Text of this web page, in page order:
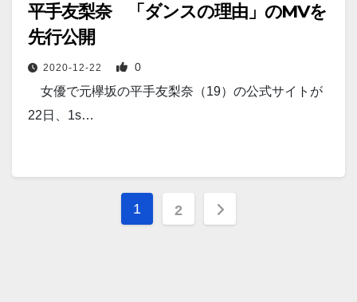
平手友梨奈 「ダンスの理由」のMVを
先行公開
2020-12-22 0
女優で元欅坂の平手友梨奈（19）の公式サイトが
22日、1s…
投
1 2